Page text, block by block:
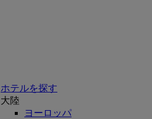
ホテルを探す
大陸
ヨーロッパ